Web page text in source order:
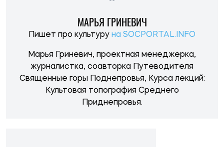
МАРЬЯ ГРИНЕВИЧ
Пишет про культуру на SOCPORTAL.INFO
Марья Гриневич, проектная менеджерка,
журналистка, соавторка Путеводителя
Священные горы Поднепровья, Курса лекций:
Культовая топография Среднего
Приднепровья.